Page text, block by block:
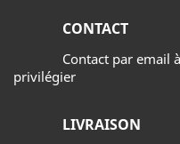
CONTACT
Contact par email
privilégier
LIVRAISON